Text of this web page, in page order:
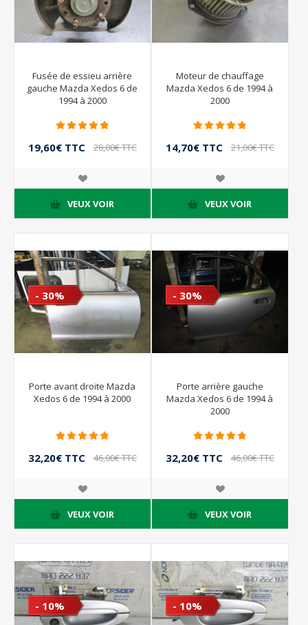
Fusée de essieu arrière
gauche Mazda Xedos 6 de
1994 à 2000
19,60€ TTC 28,00€ TTC
VEUX VOIR
Moteur de chauffage
Mazda Xedos 6 de 1994 à
2000
14,70€ TTC 21,00€ TTC
VEUX VOIR
- 30%
Porte avant droite Mazda
Xedos 6 de 1994 à 2000
32,20€ TTC 46,00€ TTC
VEUX VOIR
- 30%
Porte arrière gauche
Mazda Xedos 6 de 1994 à
2000
32,20€ TTC 46,00€ TTC
VEUX VOIR
- 10% - 10%